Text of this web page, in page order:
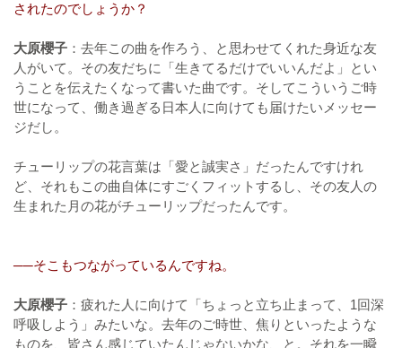
されたのでしょうか？
大原櫻子 ：去年この曲を作ろう、と思わせてくれた身近な友
人がいて。その友だちに「生きてるだけでいいんだよ」とい
うことを伝えたくなって書いた曲です。そしてこういうご時
世になって、働き過ぎる日本人に向けても届けたいメッセー
ジだし。
チューリップの花言葉は「愛と誠実さ」だったんですけれ
ど、それもこの曲自体にすごくフィットするし、その友人の
生まれた月の花がチューリップだったんです。
──そこもつながっているんですね。
大原櫻子 ：疲れた人に向けて「ちょっと立ち止まって、1回深
呼吸しよう」みたいな。去年のご時世、焦りといったような
ものを、皆さん感じていたんじゃないかな、と。それを一瞬